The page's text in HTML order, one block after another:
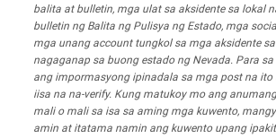
balita at bulletin, mga ulat sa aksidente sa lokal
bulletin ng Balita ng Pulisya ng Estado, mga
mga unang account tungkol sa mga aksidente
nagaganap sa buong estado ng Nevada. Para
ang impormasyong ipinadala sa mga post na ito
iisa na na-verify. Kung matukoy mo ang
mali o mali sa isa sa aming mga kuwento,
amin at itatama namin ang kuwento upang